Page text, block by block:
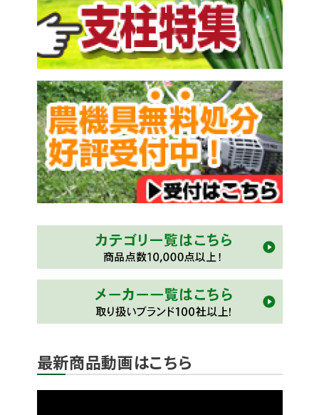
最新商品動画はこちら